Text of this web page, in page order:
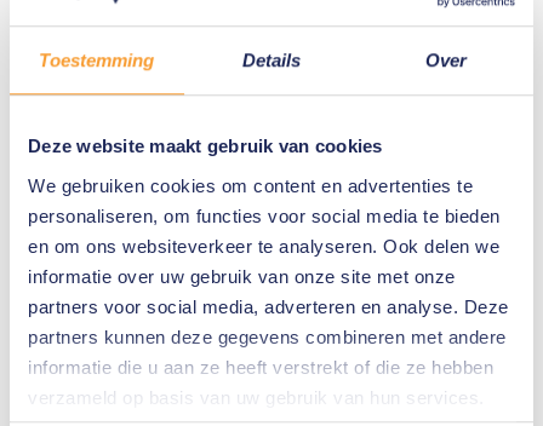
Toestemming Details Over
Deze website maakt gebruik van cookies
We gebruiken cookies om content en advertenties te
personaliseren, om functies voor social media te bieden
en om ons websiteverkeer te analyseren. Ook delen we
informatie over uw gebruik van onze site met onze
partners voor social media, adverteren en analyse. Deze
partners kunnen deze gegevens combineren met andere
informatie die u aan ze heeft verstrekt of die ze hebben
verzameld op basis van uw gebruik van hun services.
Magnet AXIOM
Magnet AUTOMATE
Magnet ATLAS
Magnet REVIEW
Magnet OUTRIDER
The Magnet Digital Investigation
Suite
Magnet DVR Examiner